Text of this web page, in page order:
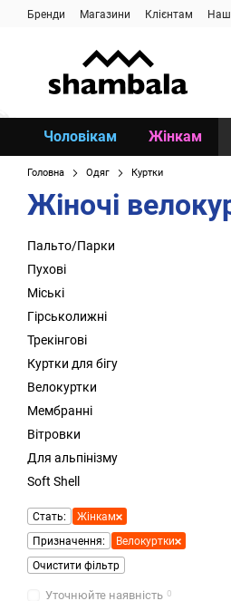
Перейти до основного контенту
Бренди Магазини Клієнтам
Чоловікам Жінкам
Головна Одяг Куртки
Жіночі
Пальто/Парки
Пухові
Міські
Гірськолижні
Трекінгові
Куртки для бігу
Велокуртки
Мембранні
Вітровки
Для альпінізму
Soft Shell
Стать:
Жінкам
Призначення:
Велокуртки
Очистити фільтр
Уточнюйте наявність 0